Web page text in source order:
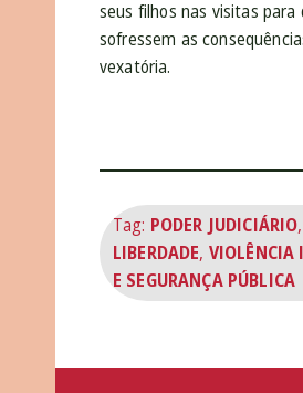
seus filhos nas visitas para
sofressem as
vexatória.
Tag: PODER JUDICIÁRIO,
LIBERDADE, VIOLÊNCIA
E SEGURANÇA PÚBLICA